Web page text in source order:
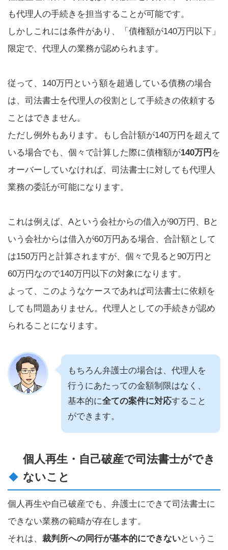
も代理人の手続きを担当することが可能です。
しかしこれには条件があり、「債権額が140万円以下」
限定で、代理人の業務が認められます。
従って、140万円という額を超過している債務の場合
は、司法書士を代理人の役割として手続きの依頼する
ことはできません。
ただし例外もあります。もし合計額が140万円を超えて
いる場合でも、個々で計算した際に債権額が140万円 を
オーバーしていなければ、司法書士に対しても代理人
業務の委託が可能になります。
これは例えば、Aという会社からの借入が90万円、Bと
いう会社からは借入が60万円ある場合、合計額として
は150万円と計算されますが、個々で見ると90万円と
60万円なので140万円以下の対象になります。
よって、このようなケースであれば司法書士に依頼を
しても問題ありません。代理人としての手続きが認め
られることになります。
もちろん弁護士の場合は、代理人を
行うにあたっての金額制限はなく、
基本的に全ての案件に対応すること
ができます。
個人再生・自己破産で司法書士ができ
ないこと
個人再生や自己破産でも、弁護士にできて司法書士に
できない業務の範疇が存在します。
それは、 裁判所への同行が基本的にできないというこ